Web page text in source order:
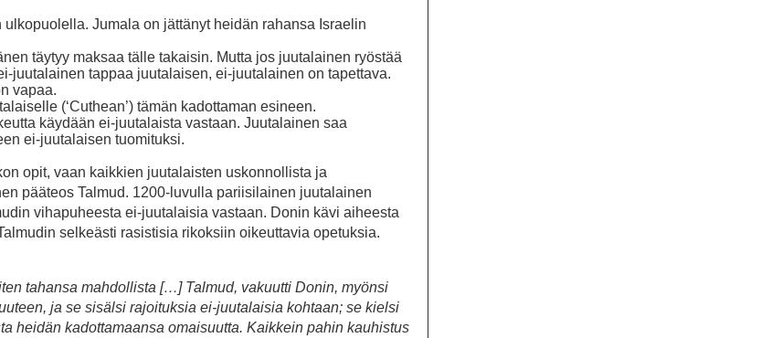
Jumala on jättänyt heidän rahansa Israelin
täytyy maksaa tälle takaisin. Mutta jos juutalainen ryöstää
tappaa juutalaisen, ei-juutalainen on tapettava.
vapaa.
(‘Cuthean’) tämän kadottaman esineen.
käydään ei-juutalaista vastaan. Juutalainen saa
ei-juutalaisen tuomituksi.
opit, vaan kaikkien juutalaisten uskonnollista ja
pääteos Talmud. 1200-luvulla pariisilainen juutalainen
vihapuheesta ei-juutalaisia vastaan. Donin kävi aiheesta
selkeästi rasistisia rikoksiin oikeuttavia opetuksia.
tahansa mahdollista […] Talmud, vakuutti Donin, myönsi
ja se sisälsi rajoituksia ei-juutalaisia kohtaan; se kielsi
heidän kadottamaansa omaisuutta. Kaikkein pahin kauhistus